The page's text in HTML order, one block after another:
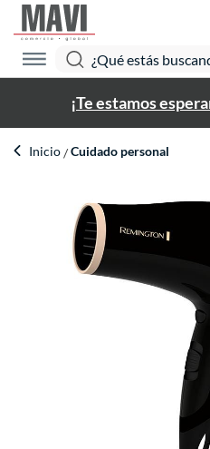
¡Te estamos
Inicio Cuidado personal